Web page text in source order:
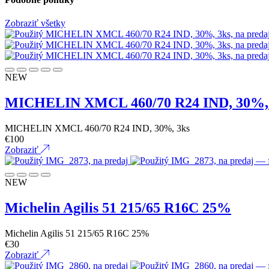
Zobraziť všetky
NEW
MICHELIN XMCL 460/70 R24 IND,
MICHELIN XMCL 460/70 R24 IND, 30%, 3ks
€100
Zobraziť
NEW
Michelin Agilis 51 215/65 R16C 25%
Michelin Agilis 51 215/65 R16C 25%
€30
Zobraziť